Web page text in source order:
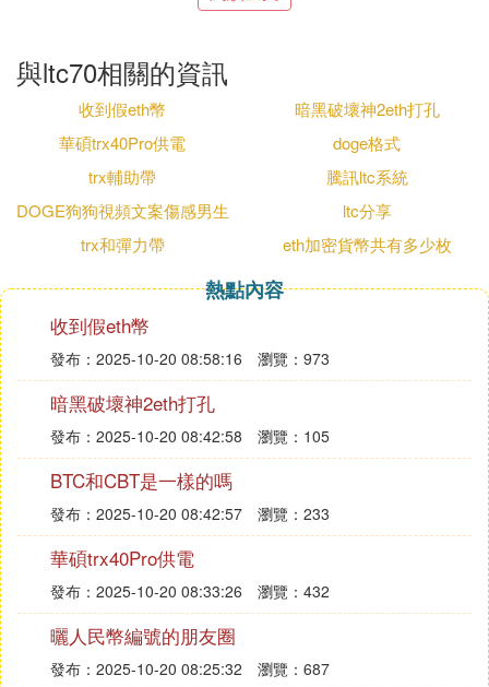
然而，需要注意的是，MACD和RSI等技術指標
在每日時間框架內發出了看跌背離信號，這可能
意味著價格可能會在近期水平之間波動，多頭難
以完全控制市場。
三、未來展望與風險提示
未來展望：
在2023年突破100美元大關，甚至在短期內突破
80美元的阻力位。
投資者需要保持謹慎，密切關注市場動態和技術
指標的變化。
風險提示
加密貨幣市場具有高度的波動性和不確定性，投
資者需要做好風險管理，避免盲目跟風或過度交
易。
投資者應該根據自己的風險承受能力和投資目標
來制定合理的投資策略。
四、結論
萊特幣近期的上漲主要得益於Michael Saylor的提
與ltc70相關的資訊
收到假eth幣
暗黑破壞神2eth打孔
華碩trx40Pro供電
doge格式
trx輔助帶
騰訊ltc系統
DOGE狗狗視頻文案傷感男生
ltc分享
trx和彈力帶
eth加密貨幣共有多少枚
熱點內容
收到假eth幣
發布：2025-10-20 08:58:16 瀏覽：973
暗黑破壞神2eth打孔
發布：2025-10-20 08:42:58 瀏覽：105
BTC和CBT是一樣的嗎
發布：2025-10-20 08:42:57 瀏覽：233
華碩trx40Pro供電
發布：2025-10-20 08:33:26 瀏覽：432
曬人民幣編號的朋友圈
發布：2025-10-20 08:25:32 瀏覽：687